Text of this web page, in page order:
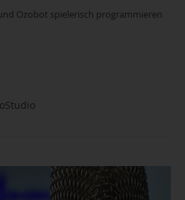
Ozobot spielerisch programmieren